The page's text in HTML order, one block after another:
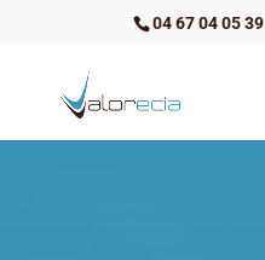
04 67 04 05 39